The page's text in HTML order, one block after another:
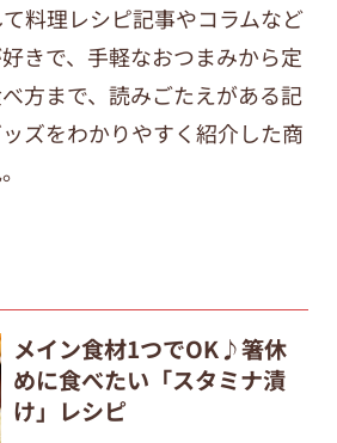
料理レシピ記事やコラムなど
きで、手軽なおつまみから定
方まで、 読みごたえがある記
ズをわかりやすく紹介した商
メイン食材1つでOK♪箸休
めに食べたい「スタミナ漬
け」レシピ